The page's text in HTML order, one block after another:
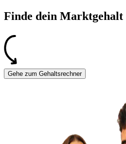
Finde dein Marktgehalt
Gehe zum Gehaltsrechner